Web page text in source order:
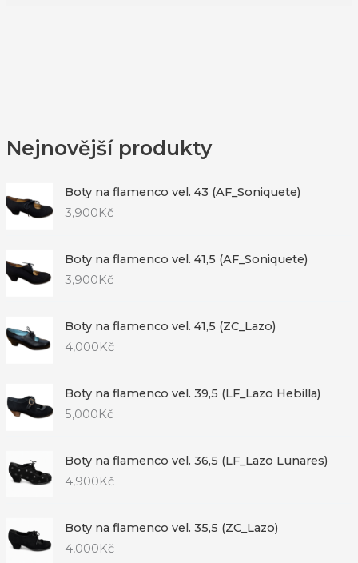
Nejnovější produkty
Boty na flamenco vel. 43 (AF_Soniquete)
3,900Kč
Boty na flamenco vel. 41,5 (AF_Soniquete)
3,900Kč
Boty na flamenco vel. 41,5 (ZC_Lazo)
4,000Kč
Boty na flamenco vel. 39,5 (LF_Lazo Hebilla)
5,000Kč
Boty na flamenco vel. 36,5 (LF_Lazo Lunares)
4,900Kč
Boty na flamenco vel. 35,5 (ZC_Lazo)
4,000Kč